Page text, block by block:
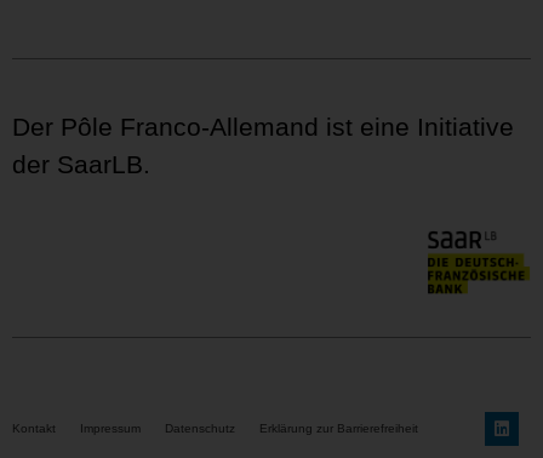
Der Pôle Franco-Allemand ist eine Initiative
der SaarLB.
Kontakt Impressum Datenschutz Erklärung zur Barrierefreiheit